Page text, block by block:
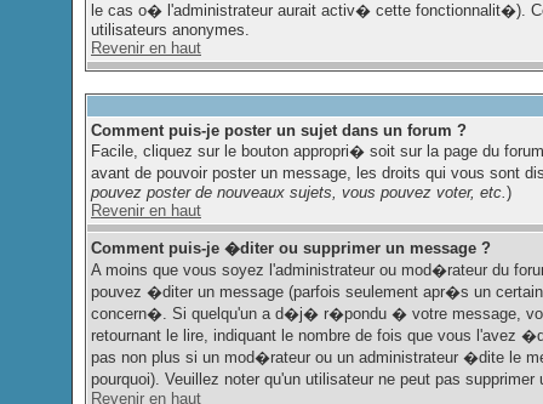
le cas o� l'administrateur aurait activ� cette fonctionnalit�).
utilisateurs anonymes.
Revenir en haut
Comment puis-je poster un sujet dans un forum ?
Facile, cliquez sur le bouton appropri� soit sur la page du
avant de pouvoir poster un message, les droits qui vous sont
pouvez poster de nouveaux sujets, vous pouvez voter, etc.)
Revenir en haut
Comment puis-je �diter ou supprimer un message ?
A moins que vous soyez l'administrateur ou mod�rateur du
pouvez �diter un message (parfois seulement apr�s un
concern�. Si quelqu'un a d�j� r�pondu � votre message,
retournant le lire, indiquant le nombre de fois que vous
pas non plus si un mod�rateur ou un administrateur �dite le
pourquoi). Veuillez noter qu'un utilisateur ne peut pas
Revenir en haut